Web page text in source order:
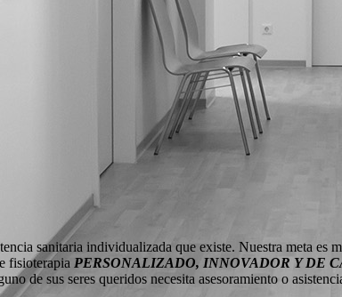
sanitaria individualizada que existe. Nuestra meta es
fisioterapia PERSONALIZADO, INNOVADOR Y DE
de sus seres queridos necesita asesoramiento o